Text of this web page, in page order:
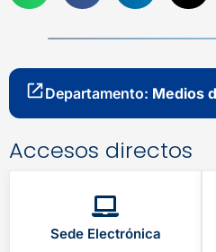
Departamento: Medios
Accesos directos
Sede Electrónica